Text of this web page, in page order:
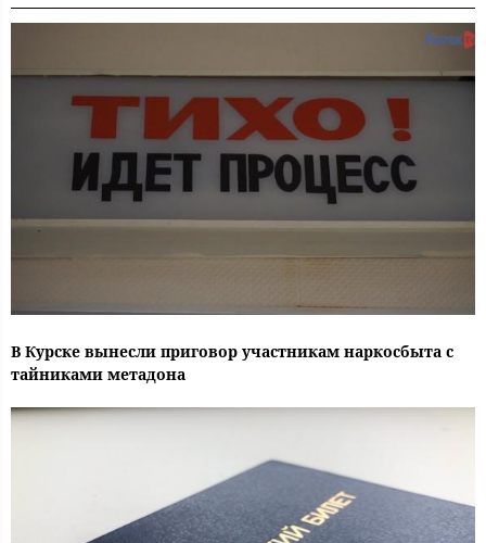
В Курске вынесли приговор участникам наркосбыта с
тайниками метадона